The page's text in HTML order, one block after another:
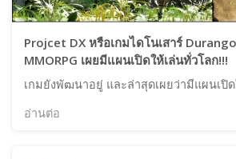
Projcet DX หรือเกมไดโนเสาร์
MMORPG เผยมีแผนเปิดให้เล่นทั่วโลก!!!
เกมยังพัฒนาอยู่ และล่าสุดเผยว่ามีแผนเปิ
อ่านต่อ